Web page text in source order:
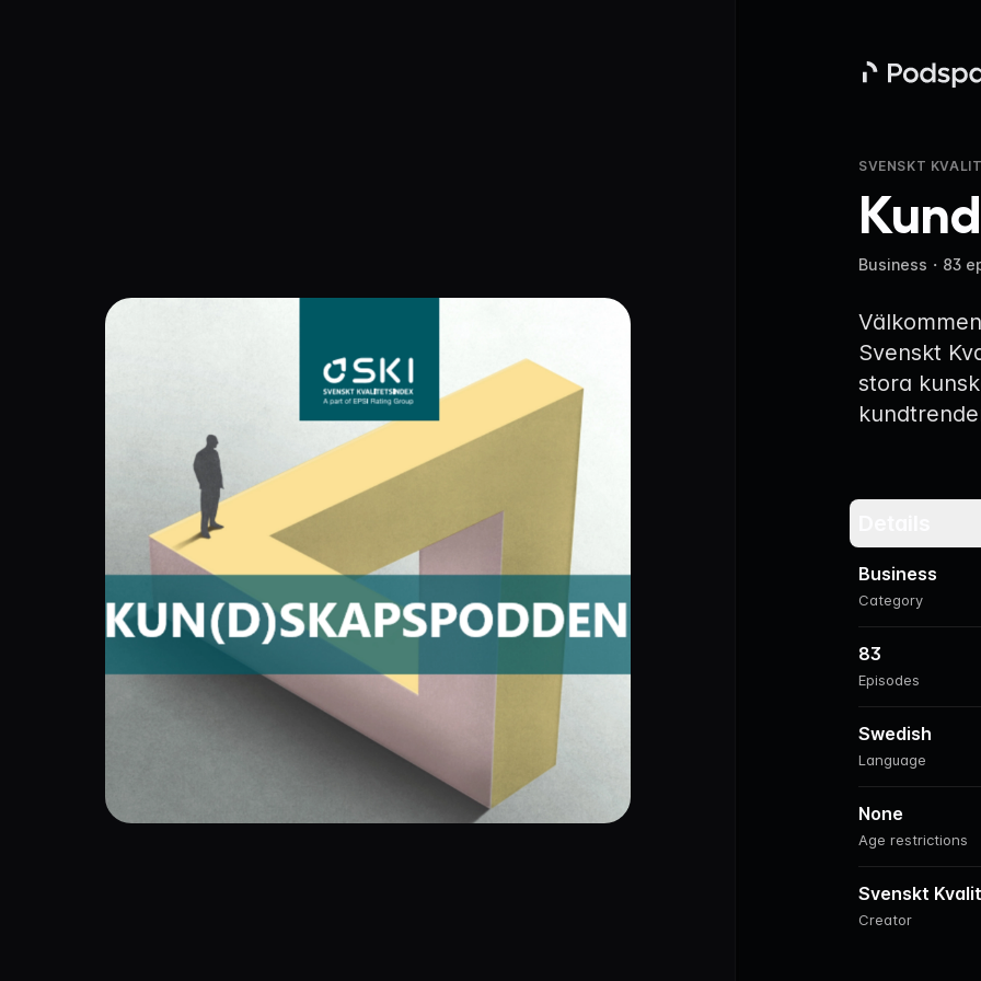
Podspace
SVENSKT
Business ・ 83
Svenskt
stora
Category
Business
Episodes
83
Language
Swedish
Age restrictions
None
Creator
Svenskt